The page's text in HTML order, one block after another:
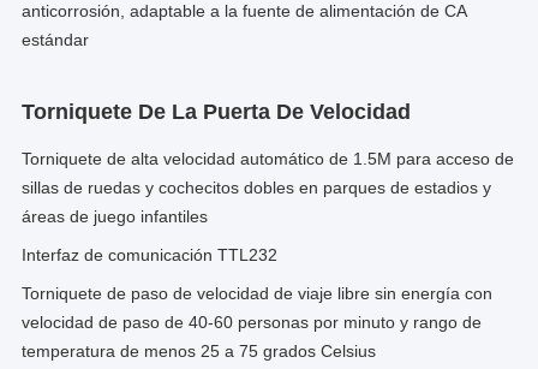
anticorrosión, adaptable a la fuente de alimentación de CA
estándar
Torniquete De La Puerta De Velocidad
Torniquete de alta velocidad automático de 1.5M para acceso de
sillas de ruedas y cochecitos dobles en parques de estadios y
áreas de juego infantiles
Interfaz de comunicación TTL232
Torniquete de paso de velocidad de viaje libre sin energía con
velocidad de paso de 40-60 personas por minuto y rango de
temperatura de menos 25 a 75 grados Celsius